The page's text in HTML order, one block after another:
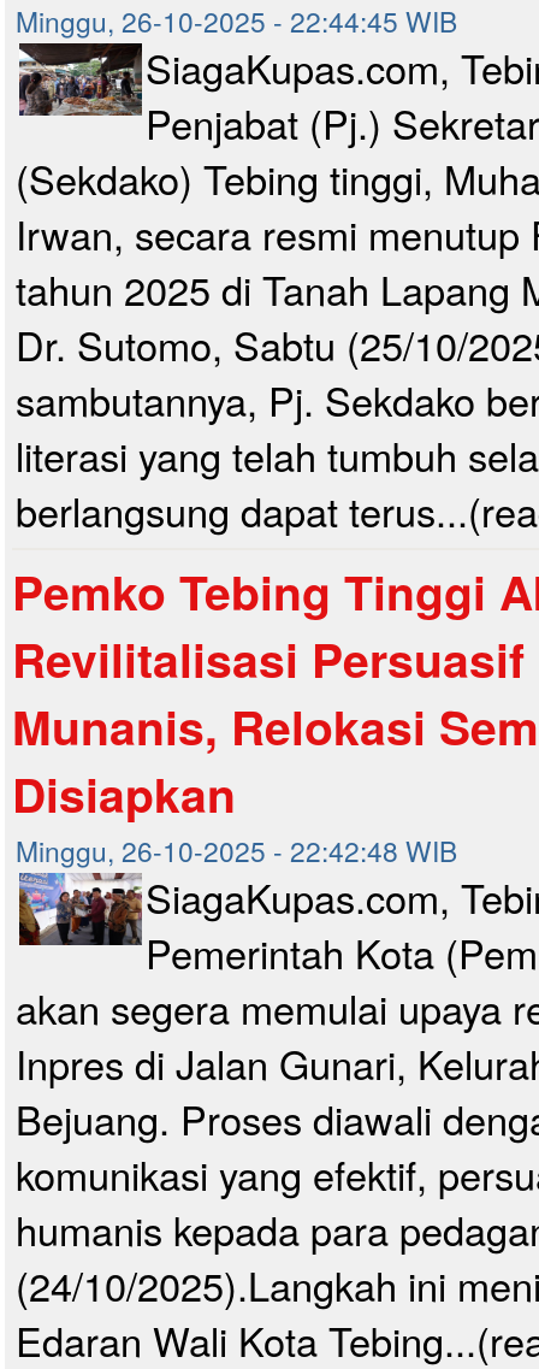
Minggu, 26-10-2025 - 22:44:45 WIB
SiagaKupas.com,
Penjabat (Pj.)
(Sekdako) Tebing tinggi,
Irwan, secara resmi menutup
tahun 2025 di Tanah Lapang
Dr. Sutomo, Sabtu (25/10/
sambutannya, Pj. Sekdako
literasi yang telah tumbuh
berlangsung dapat
Pemko Tebing Tinggi
Revilitalisasi Persuasif
Munanis, Relokasi
Disiapkan
Minggu, 26-10-2025 - 22:42:48 WIB
SiagaKupas.com,
Pemerintah Kota
akan segera memulai upaya
Inpres di Jalan Gunari,
Bejuang. Proses diawali
komunikasi yang efektif,
humanis kepada para
(24/10/2025).Langkah ini
Edaran Wali Kota